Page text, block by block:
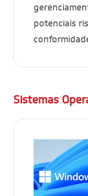
potenciais
Sistemas